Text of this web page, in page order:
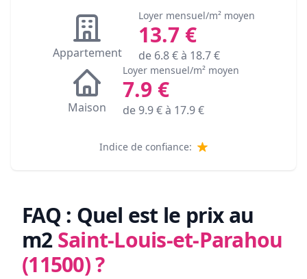
Appartement
Loyer mensuel/m² moyen
13.7€
de 6.8€ à 18.7€
Maison
Loyer mensuel/m² moyen
7.9 €
de9.9€ à 17.9€
Indice de confiance:
FAQ : Quel est le prix au
m2Saint-Louis-et-Parahou
(11500)?